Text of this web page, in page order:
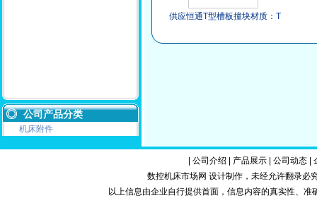
公司产品分类
机床附件
供应恒通T型槽板撞块材质：T
公司介绍 产品展示| 公司动态|
数控机床市场网 设计制作，未经允许翻录必
以上信息由企业自行提供首面，信息内容的真实性、